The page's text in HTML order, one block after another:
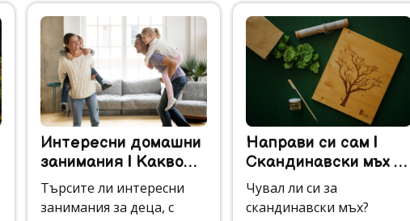
елемент от дизайна към
пространството, без да
добавят безпорядък.
поколение. Научете
повече тук.
Интересни домашни
занимания | Какво
да правим у дома?
Търсите ли интересни
занимания за деца, с
Направи си сам |
Скандинавски мъх -
приложения
Чувал ли си за
скандинавски мъх?